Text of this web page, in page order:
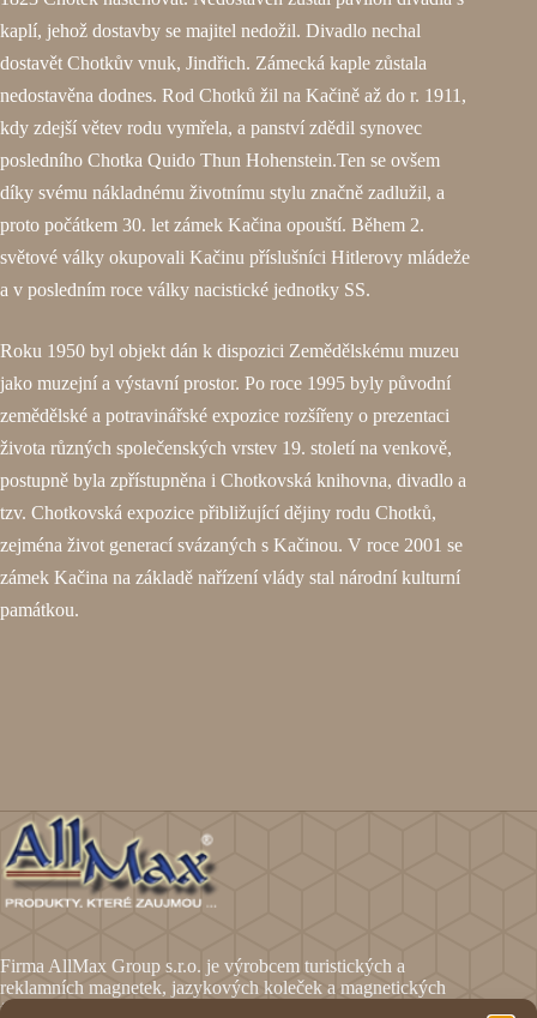
kaplí, jehož dostavby se majitel nedožil. Divadlo nechal
dostavět Chotkův vnuk, Jindřich. Zámecká kaple zůstala
nedostavěna dodnes. Rod Chotků žil na Kačině až do r. 1911,
kdy zdejší větev rodu vymřela, a panství zdědil synovec
posledního Chotka Quido Thun Hohenstein.Ten se ovšem
díky svému nákladnému životnímu stylu značně zadlužil, a
proto počátkem 30. let zámek Kačina opouští. Během 2.
světové války okupovali Kačinu příslušníci Hitlerovy mládeže
a v posledním roce války nacistické jednotky SS.
Roku 1950 byl objekt dán k dispozici Zemědělskému muzeu
jako muzejní a výstavní prostor. Po roce 1995 byly původní
zemědělské a potravinářské expozice rozšířeny o prezentaci
života různých společenských vrstev 19. století na venkově,
postupně byla zpřístupněna i Chotkovská knihovna, divadlo a
tzv. Chotkovská expozice přibližující dějiny rodu Chotků,
zejména život generací svázaných s Kačinou. V roce 2001 se
zámek Kačina na základě nařízení vlády stal národní kulturní
památkou.
Firma AllMax Group s.r.o. je výrobcem turistických a
reklamních magnetek, jazykových koleček a magnetických
fólií.